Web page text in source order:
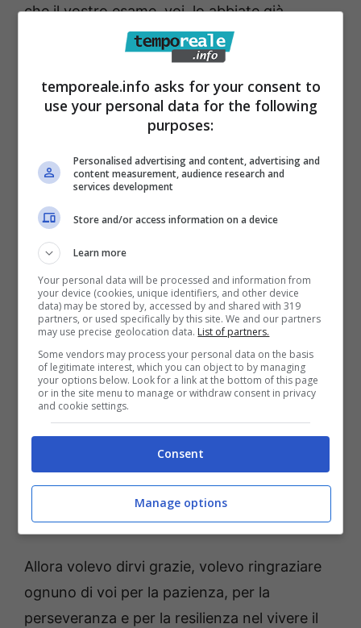
che il vostro esame, voi, lo abbiate già
iniziato. La maturità non è certo un tema di
italiano ben scritto o una tesina ben
composta. La maturità è ben altro. E’ riuscire
ad adattarsi al mondo che cambia senza
ciò che siete riusciti a fare.
Avete dato una grande lezione a tutti, e tra
mille novità su un esame che doveva
comunque farsi, tra mille cambiamenti di idee
e di programma, voi avete tenuto duro e
soprattutto avete compreso il momento”.
I ragazzi sono stati in qualche modo
dimenticati, non avevano urgenze sanitarie,
né vivendo in famiglia, quelle economiche: “In
pochi ci siamo chiesti come stavate vivendo,
lì davanti ai vostri pc e tablet, le angosce della
fine di un percorso che avevamo dato per
scontato, ma che invece scontato non era.
Allora volevo dirvi grazie, volevo ringraziare
ognuno di voi per la pazienza, per la
perseveranza e per la resilienza nel vivere il
temporeale.info asks for your consent to
use your personal data for the following
purposes:
Personalised advertising and content, advertising and
content measurement, audience research and
services development
Store and/or access information on a device
Learn more
Your personal data will be processed and information from
your device (cookies, unique identifiers, and other device
data) may be stored by, accessed by and shared with 319
partners, or used specifically by this site. We and our partners
may use precise geolocation data. List of partners.
Some vendors may process your personal data on the basis
of legitimate interest, which you can object to by managing
your options below. Look for a link at the bottom of this page
or in the site menu to manage or withdraw consent in privacy
and cookie settings.
Consent
Manage options